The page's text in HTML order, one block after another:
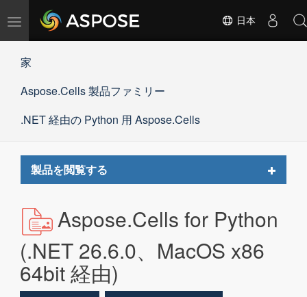
ナ
ー
ョ
日本
家
Aspose.Cells 製品ファミリー
.NET 経由の Python 用 Aspose.Cells
製品を閲覧する
Toggle
Aspose.Cells for Python
(.NET 26.6.0、MacOS x86
64bit 経由)